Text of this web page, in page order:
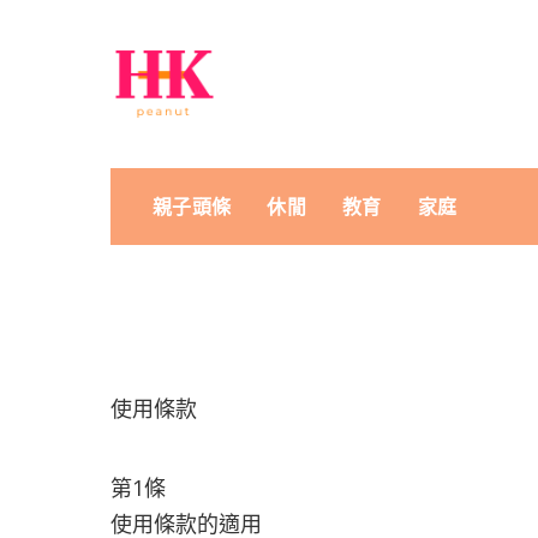
親子頭條 休閒 教育 家庭
使用條款
第1條
使用條款的適用